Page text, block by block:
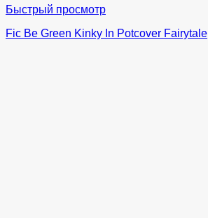
Быстрый просмотр
Fic Be Green Kinky In Potcover Fairytale